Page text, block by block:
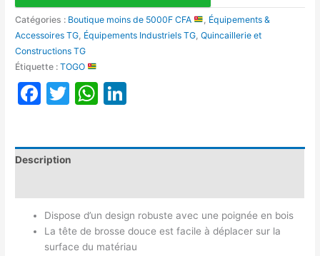
Catégories : Boutique moins de 5000F CFA
Équipements &
Accessoires TG Équipements Industriels TG ,Quincaillerie et
Constructions TG
Étiquette :TOGO
Facebook
TwitterWhatsApp
Description
Dispose d’un design robuste avec une poignée en bois
La tête de brosse douce est facile à déplacer sur la
surface du matériau